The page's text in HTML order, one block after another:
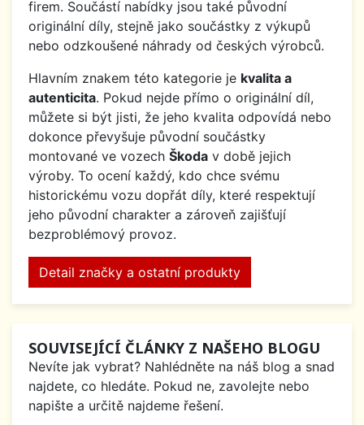
firem. Součástí nabídky jsou také původní
originální díly, stejně jako součástky z výkupů
nebo odzkoušené náhrady od českých výrobců.
Hlavním znakem této kategorie je kvalita a
autenticita. Pokud nejde přímo o originální díl,
můžete si být jisti, že jeho kvalita odpovídá nebo
dokonce převyšuje původní součástky
montované ve vozech Škoda v době jejich
výroby. To ocení každý, kdo chce svému
historickému vozu dopřát díly, které respektují
jeho původní charakter a zároveň zajišťují
bezproblémový provoz.
Detail značky a ostatní produkty
SOUVISEJÍCÍ ČLÁNKY Z NAŠEHO BLOGU
Nevíte jak vybrat? Nahlédněte na náš blog a snad
najdete, co hledáte. Pokud ne, zavolejte nebo
napište a určitě najdeme řešení.